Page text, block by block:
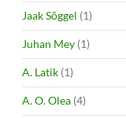
Jaak Sõggel (1)
Juhan Mey (1)
A. Latik (1)
A. O. Olea (4)